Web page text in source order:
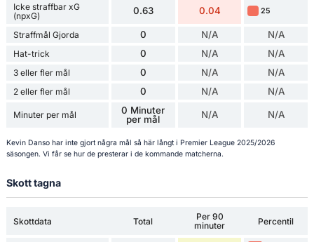
Icke straffbar xG
(npxG)
0.63 0.04 25
Straffmål Gjorda 0 N/A N/A
Hat-trick 0 N/A N/A
3 eller fler mål 0 N/A N/A
2 eller fler mål 0 N/A N/A
Minuter per mål
0 Minuter
per mål
N/A N/A
Kevin Danso har inte gjort några mål så här långt i Premier League 2025/2026
säsongen. Vi får se hur de presterar i de kommande matcherna.
Skott tagna
Skottdata Total
Per 90
minuter
Percentil